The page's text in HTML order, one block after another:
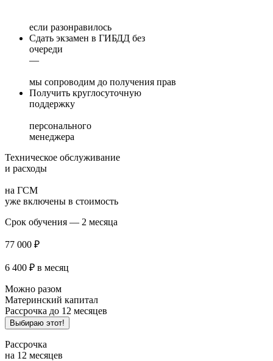
если разонравилось
Сдать экзамен в ГИБДД без
очереди
—
мы сопроводим до получения прав
Получить круглосуточную
поддержку
персонального
менеджера
Техническое обслуживание
и расходы
на ГСМ
уже включены в стоимость
Срок обучения — 2 месяца
77 000 ₽
6 400 ₽ в месяц
Можно разом
Материнский капитал
Рассрочка до 12 месяцев
Выбираю этот!
Рассрочка
на 12 месяцев